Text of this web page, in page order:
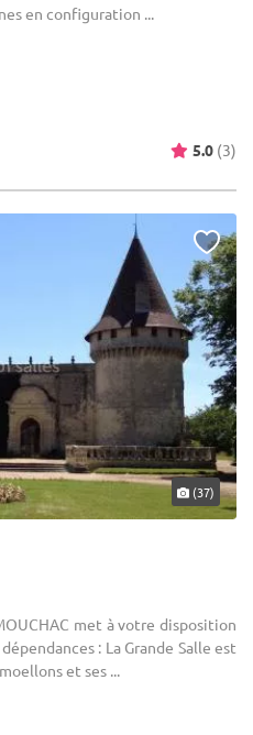
en configuration ...
5.0 (3)
(37)
met à votre disposition
: La Grande Salle est
et ses ...